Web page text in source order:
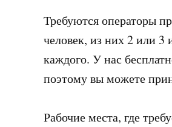
Требуются операторы
человек, из них 2 или
каждого. У нас
поэтому вы можете
Рабочие места, где